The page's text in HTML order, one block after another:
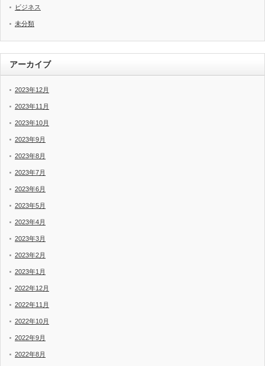
ビジネス
未分類
アーカイブ
2023年12月
2023年11月
2023年10月
2023年9月
2023年8月
2023年7月
2023年6月
2023年5月
2023年4月
2023年3月
2023年2月
2023年1月
2022年12月
2022年11月
2022年10月
2022年9月
2022年8月